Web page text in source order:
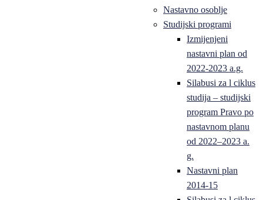
Nastavno osoblje
Studijski programi
Izmijenjeni
nastavni plan od
2022-2023 a.g.
Silabusi za l ciklus
studija – studijski
program Pravo po
nastavnom planu
od 2022–2023 a.
g.
Nastavni plan
2014-15